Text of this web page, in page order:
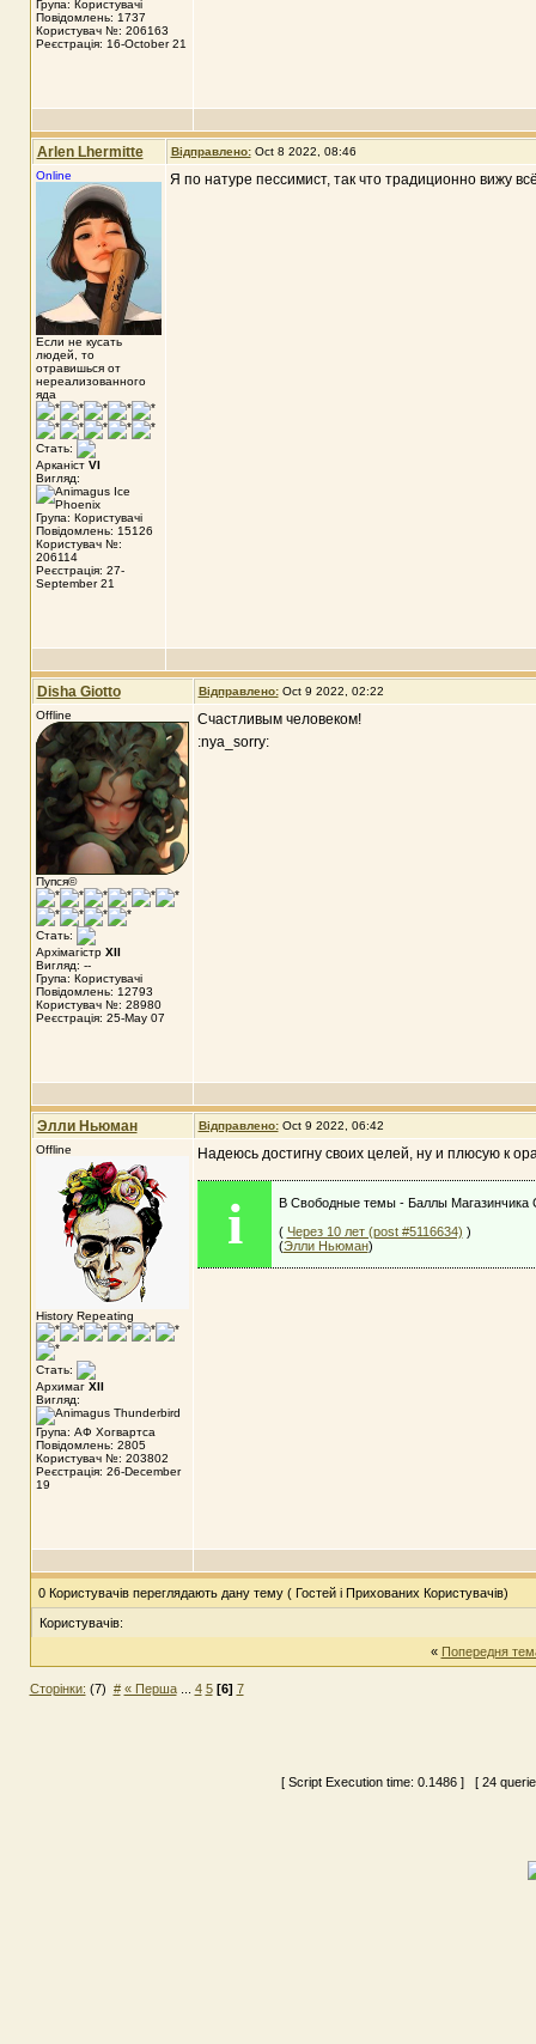
Група: Користувачі
Повідомлень: 1737
Користувач №: 206163
Реєстрація: 16-October 21
Arlen Lhermitte Відправлено: Oct 8 2022, 08:46
Online
Если не кусать
людей, то
отравишься от
нереализованного
яда
Стать:
Арканіст VI
Вигляд:
Група: Користувачі
Повідомлень: 15126
Користувач №:
206114
Реєстрація: 27-
September 21
Я по натуре пессимист, так что традиционно вижу
Disha Giotto Відправлено: Oct 9 2022, 02:22
Offline
Пупся©
Стать:
Архімагістр XII
Вигляд: --
Група: Користувачі
Повідомлень: 12793
Користувач №: 28980
Реєстрація: 25-May 07
Счастливым человеком!
:nya_sorry:
Элли Ньюман Відправлено: Oct 9 2022, 06:42
Offline
History Repeating
Стать:
Архимаг XII
Вигляд:
Група: АФ Хогвартса
Повідомлень: 2805
Користувач №: 203802
Реєстрація: 26-December
19
Надеюсь достигну своих целей, ну и плюсую к
i
В Свободные темы - Баллы Магазинчика
( Через 10 лет (post #5116634) )
(Элли Ньюман)
0 Користувачів переглядають дану тему ( Гостей і Прихованих Користувачів)
Користувачів:
« Попередня
Сторінки: (7) # « Перша... 4 5 [6] 7
[ Script Execution time: 0.1486 ] [ 24